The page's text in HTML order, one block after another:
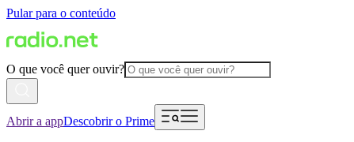
Pular para o conteúdo
O que você quer ouvir?
Abrir a appDescobrir o Prime